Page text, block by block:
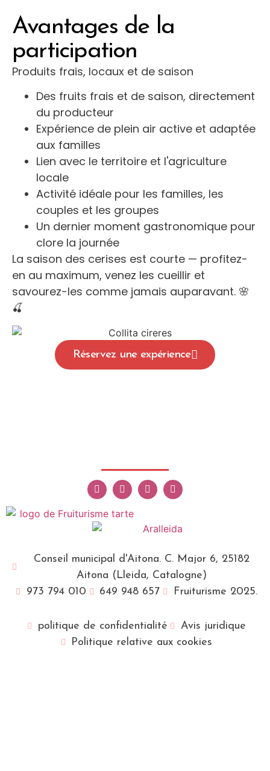
Avantages de la
participation
Produits frais, locaux et de saison
Des fruits frais et de saison, directement
du producteur
Expérience de plein air active et adaptée
aux familles
Lien avec le territoire et l'agriculture
locale
Activité idéale pour les familles, les
couples et les groupes
Un dernier moment gastronomique pour
clore la journée
La saison des cerises est courte — profitez-
en au maximum, venez les cueillir et
savourez-les comme jamais auparavant. 🌸
🍒
Réservez une expérience
Conseil municipal d'Aitona. C. Major 6, 25182
Aitona (Lleida, Catalogne)
973 794 010
649 948 657 Fruiturisme 2025.
politique de confidentialité
Avis juridique
Politique relative aux cookies